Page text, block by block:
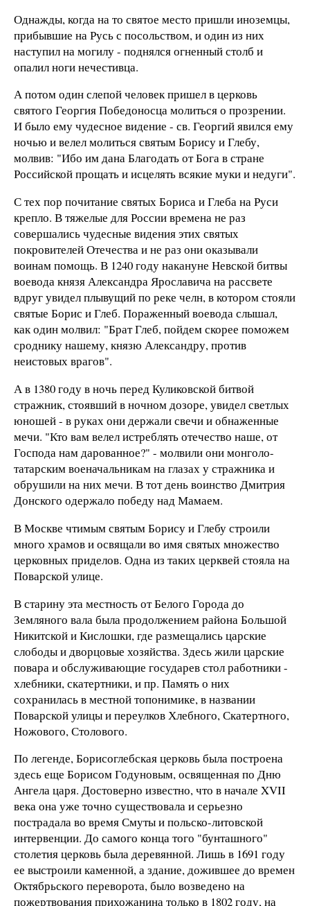
Однажды, когда на то святое место пришли иноземцы,
прибывшие на Русь с посольством, и один из них
наступил на могилу - поднялся огненный столб и
опалил ноги нечестивца.
А потом один слепой человек пришел в церковь
святого Георгия Победоносца молиться о прозрении.
И было ему чудесное видение - св. Георгий явился ему
ночью и велел молиться святым Борису и Глебу,
молвив: "Ибо им дана Благодать от Бога в стране
Российской прощать и исцелять всякие муки и недуги".
С тех пор почитание святых Бориса и Глеба на Руси
крепло. В тяжелые для России времена не раз
совершались чудесные видения этих святых
покровителей Отечества и не раз они оказывали
воинам помощь. В 1240 году накануне Невской битвы
воевода князя Александра Ярославича на рассвете
вдруг увидел плывущий по реке челн, в котором стояли
святые Борис и Глеб. Пораженный воевода слышал,
как один молвил: "Брат Глеб, пойдем скорее поможем
сроднику нашему, князю Александру, против
неистовых врагов".
А в 1380 году в ночь перед Куликовской битвой
стражник, стоявший в ночном дозоре, увидел светлых
юношей - в руках они держали свечи и обнаженные
мечи. "Кто вам велел истреблять отечество наше, от
Господа нам дарованное?" - молвили они монголо-
татарским военачальникам на глазах у стражника и
обрушили на них мечи. В тот день воинство Дмитрия
Донского одержало победу над Мамаем.
В Москве чтимым святым Борису и Глебу строили
много храмов и освящали во имя святых множество
церковных приделов. Одна из таких церквей стояла на
Поварской улице.
В старину эта местность от Белого Города до
Земляного вала была продолжением района Большой
Никитской и Кислошки, где размещались царские
слободы и дворцовые хозяйства. Здесь жили царские
повара и обслуживающие государев стол работники -
хлебники, скатертники, и пр. Память о них
сохранилась в местной топонимике, в названии
Поварской улицы и переулков Хлебного, Скатертного,
Ножового, Столового.
По легенде, Борисоглебская церковь была построена
здесь еще Борисом Годуновым, освященная по Дню
Ангела царя. Достоверно известно, что в начале XVII
века она уже точно существовала и серьезно
пострадала во время Смуты и польско-литовской
интервенции. До самого конца того "бунташного"
столетия церковь была деревянной. Лишь в 1691 году
ее выстроили каменной, а здание, дожившее до времен
Октябрьского переворота, было возведено на
пожертвования прихожанина только в 1802 году, на